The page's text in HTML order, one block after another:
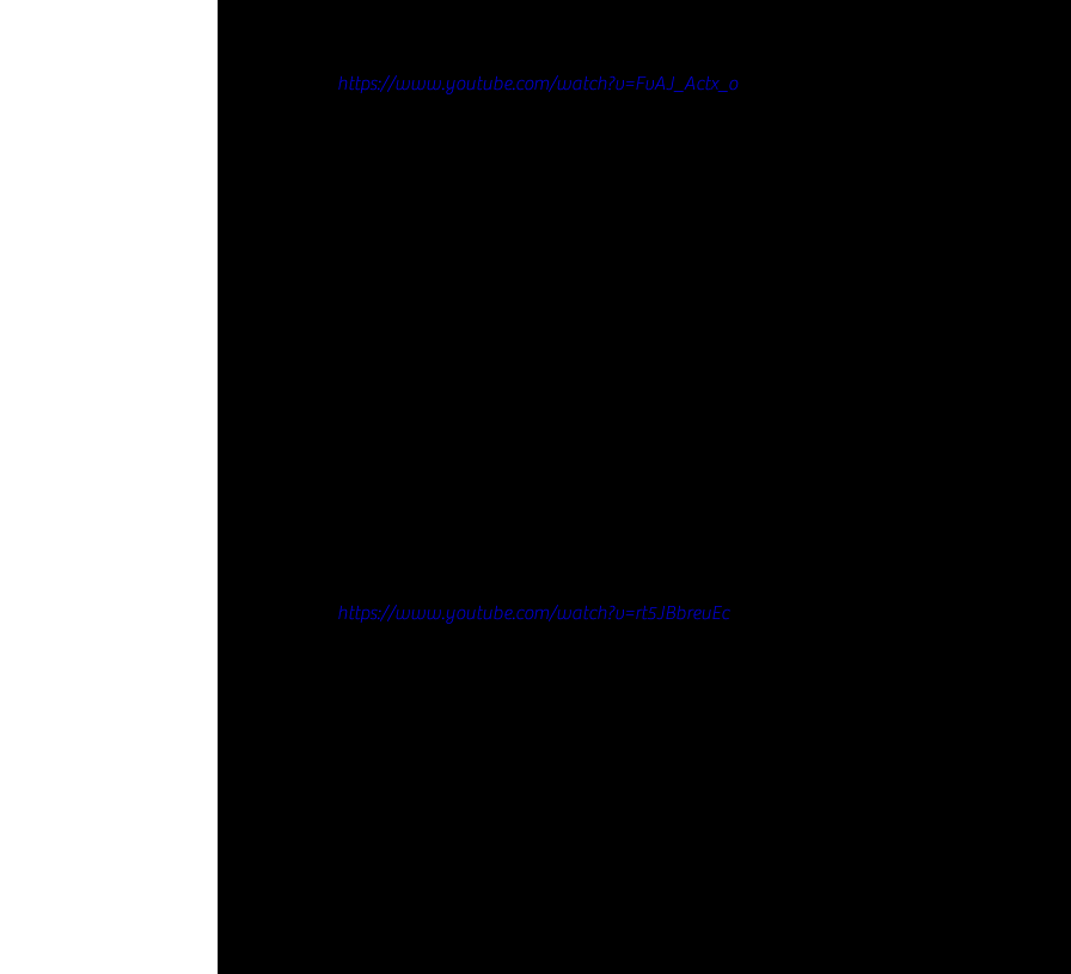
https://www.youtube.com/watch?v=FvAJ_Actx_o
https://www.youtube.com/watch?v=rt5JBbreuEc